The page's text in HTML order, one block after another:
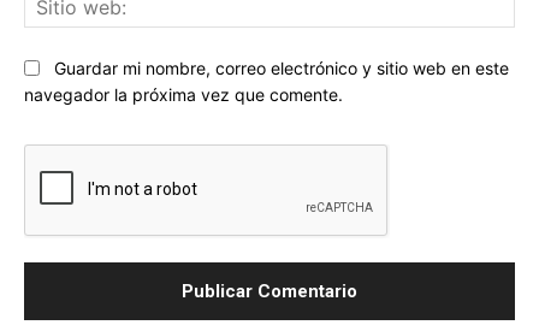
Guardar mi nombre, correo electrónico y sitio web en este
navegador la próxima vez que comente.